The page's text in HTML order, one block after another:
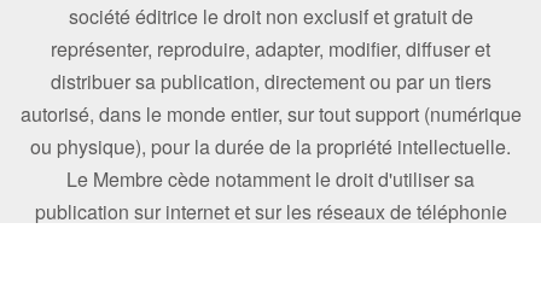
société éditrice le droit non exclusif et gratuit de
représenter, reproduire, adapter, modifier, diffuser et
distribuer sa publication, directement ou par un tiers
autorisé, dans le monde entier, sur tout support (numérique
ou physique), pour la durée de la propriété intellectuelle.
Le Membre cède notamment le droit d'utiliser sa
publication sur internet et sur les réseaux de téléphonie